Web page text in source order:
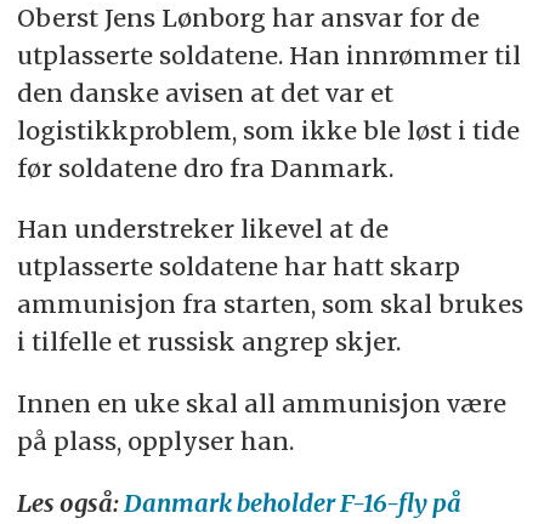
Oberst Jens Lønborg har ansvar for de
utplasserte soldatene. Han innrømmer til
den danske avisen at det var et
logistikkproblem, som ikke ble løst i tide
før soldatene dro fra Danmark.
Han understreker likevel at de
utplasserte soldatene har hatt skarp
ammunisjon fra starten, som skal brukes
i tilfelle et russisk angrep skjer.
Innen en uke skal all ammunisjon være
på plass, opplyser han.
Les også:Danmark beholder F-16-fly på